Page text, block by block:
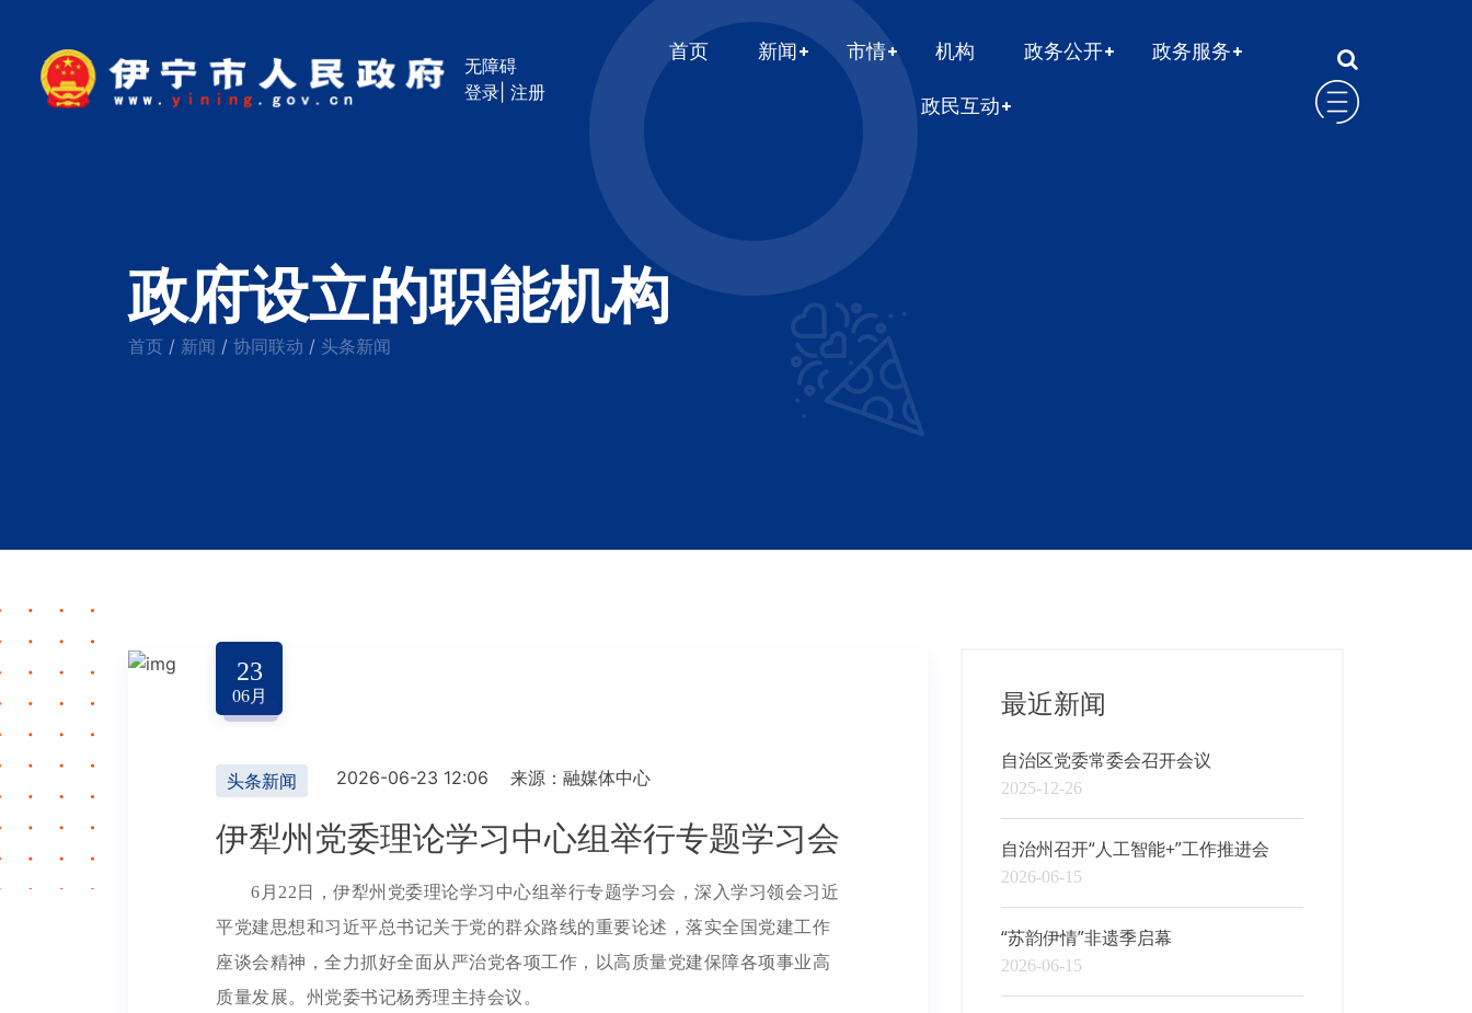
无障碍
登录 |注册
首页 新闻 市情 机构 政务公开 政务服务
政民互动
政府设立的职能机构
首页 / 新闻 / 协同联动 / 头条新闻
23
06月
头条新闻 2026-06-23 12:06 来源：融媒体中心
伊犁州党委理论学习中心组举行专题学习会
6月22日，伊犁州党委理论学习中心组举行专题学习会，深入学习领会习近
平党建思想和习近平总书记关于党的群众路线的重要论述，落实全国党建工作
座谈会精神，全力抓好全面从严治党各项工作，以高质量党建保障各项事业高
质量发展。州党委书记杨秀理主持会议。
最近新闻
自治区党委常委会召开会议
2025-12-26
自治州召开“人工智能+”工作推进会
2026-06-15
“苏韵伊情”非遗季启幕
2026-06-15